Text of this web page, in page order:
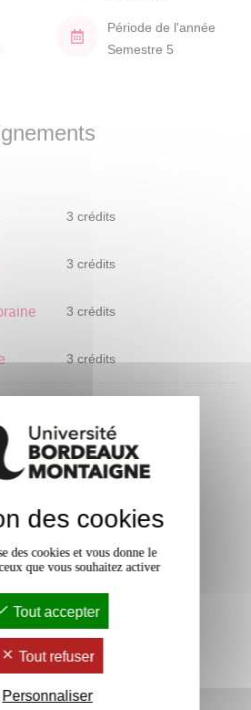
Période de l'année
Semestre 5
3 crédits
3 crédits
3 crédits
3 crédits
des cookies
des cookies et vous donne le
que vous souhaitez activer
Tout accepter
Tout refuser
Personnaliser